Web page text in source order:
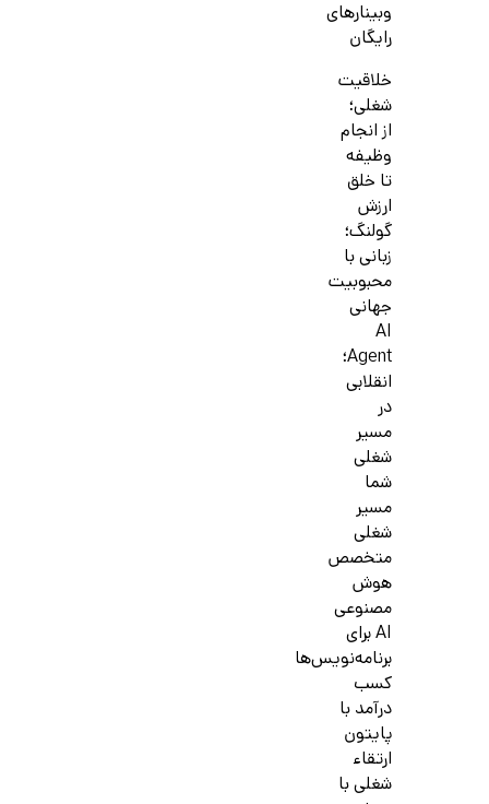
وبینارهای
رایگان
خلاقیت
شغلی؛
از انجام
وظیفه
تا خلق
ارزش
گولنگ؛
زبانی با
محبوبیت
جهانی
AI
Agent؛
انقلابی
در
مسیر
شغلی
شما
مسیر
شغلی
متخصص
هوش
مصنوعی
AI برای
برنامه‌نویس‌ها
کسب
درآمد با
پایتون
ارتقاء
شغلی با